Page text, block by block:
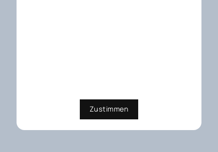
Zustimmen